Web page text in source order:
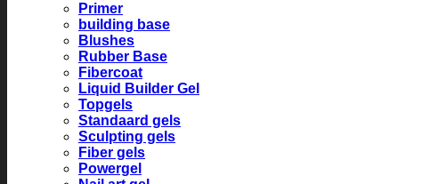
Primer
building base
Blushes
Rubber Base
Fibercoat
Liquid Builder Gel
Topgels
Standaard gels
Sculpting gels
Fiber gels
Powergel